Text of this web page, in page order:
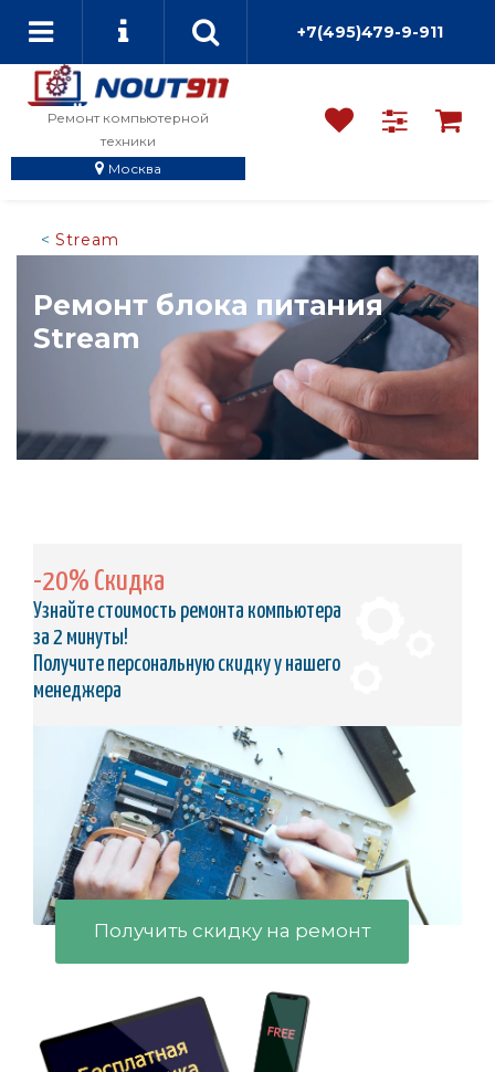
+7(495)479-9-911
Ремонт компьютерной
техники
Москва
Stream
Ремонт блока питания
Stream
-20% Скидка
Узнайте стоимость ремонта компьютера
за 2 минуты!
Получите персональную скидку у нашего
менеджера
Получить скидку на ремонт